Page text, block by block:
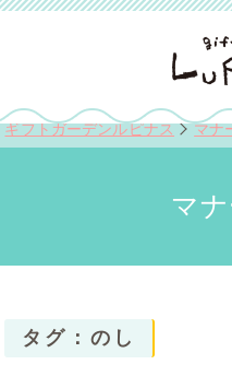
ギフトガーデンルピナス マナ
マ
タグ：のし